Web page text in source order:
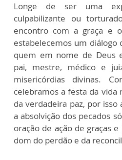
Longe de ser uma
culpabilizante ou
encontro com a graça e
estabelecemos um diálogo
quem em nome de Deus
pai, mestre, médico e
misericórdias divinas.
celebramos a festa da vida
da verdadeira paz, por
a absolvição dos pecados
oração de ação de graças
dom do perdão e da